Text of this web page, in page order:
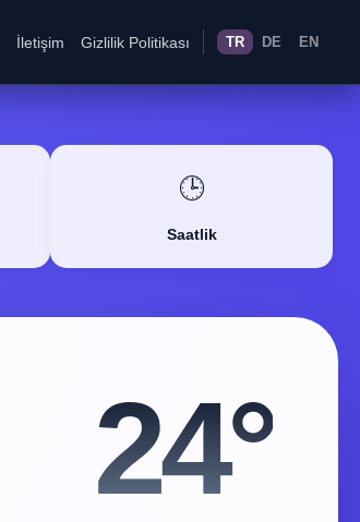
İletişim Gizlilik Politikası TR DE EN
🕒
Saatlik
24°